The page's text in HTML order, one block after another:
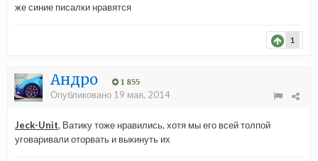
же синие писалки нравятся
1
Андро 1 855
Опубликовано 19 мая, 2014
Jeck-Unit, Ватику тоже нравились, хотя мы его всей толпой
уговаривали оторвать и выкинуть их